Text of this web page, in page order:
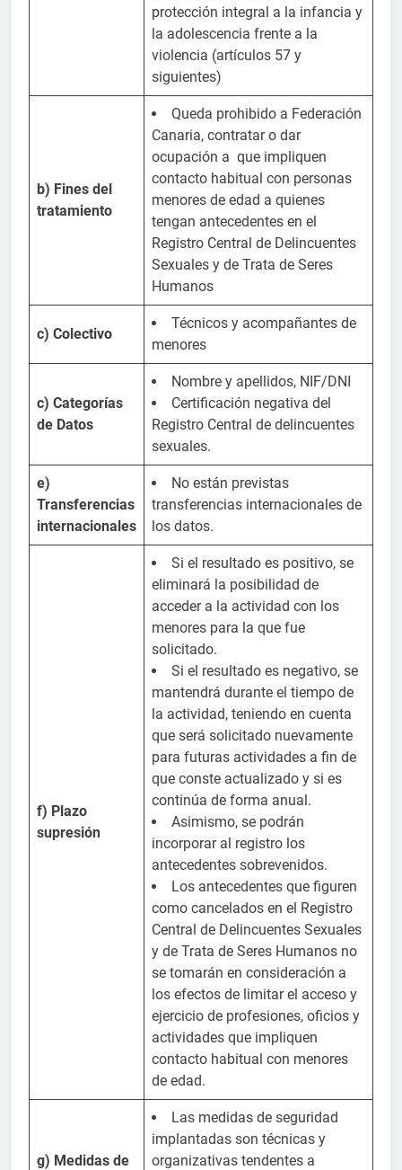
protección integral a la infancia y
la adolescencia frente a la
violencia (artículos 57 y
siguientes)
b) Fines del
tratamiento
Queda prohibido a Federación
Canaria, contratar o dar
ocupación a que impliquen
contacto habitual con personas
menores de edad a quienes
tengan antecedentes en el
Registro Central de Delincuentes
Sexuales y de Trata de Seres
Humanos
c) Colectivo
Técnicos y acompañantes de
menores
c) Categorías
de Datos
Nombre y apellidos, NIF/DNI
Certificación negativa del
Registro Central de delincuentes
sexuales.
e)
Transferencias
internacionales
No están previstas
transferencias internacionales de
los datos.
f) Plazo
supresión
Si el resultado es positivo, se
eliminará la posibilidad de
acceder a la actividad con los
menores para la que fue
solicitado.
Si el resultado es negativo, se
mantendrá durante el tiempo de
la actividad, teniendo en cuenta
que será solicitado nuevamente
para futuras actividades a fin de
que conste actualizado y si es
continúa de forma anual.
Asimismo, se podrán
incorporar al registro los
antecedentes sobrevenidos.
Los antecedentes que figuren
como cancelados en el Registro
Central de Delincuentes Sexuales
y de Trata de Seres Humanos no
se tomarán en consideración a
los efectos de limitar el acceso y
ejercicio de profesiones, oficios y
actividades que impliquen
contacto habitual con menores
de edad.
g) Medidas de
Las medidas de seguridad
implantadas son técnicas y
organizativas tendentes a